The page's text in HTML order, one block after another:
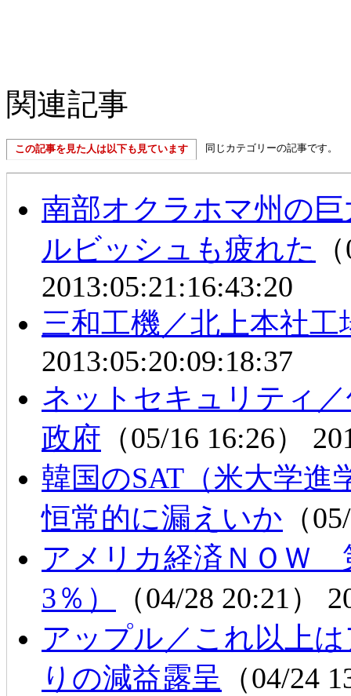
関連記事
この記事を見た人は以下も見ています 同じカテゴリーの記事です。
南部オクラホマ州の
ルビッシュも疲れた
2013:05:21:16:43:20
三和工機／北上本社工
2013:05:20:09:18:37
ネットセキュリティ
政府 （05/16 16:26）
韓国のSAT（米大学
恒常的に漏えいか （
アメリカ経済ＮＯＷ
3％）
（04/28 20:21）
アップル／これ以上
りの減益露呈 （04/24